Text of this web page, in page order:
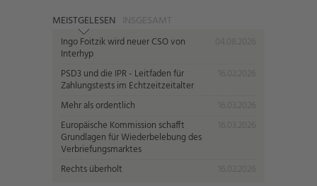
MEISTGELESEN INSGESAMT
Ingo Foitzik wird neuer CSO von
Interhyp
PSD3 und die IPR - Leitfaden für
Zahlungstests im Echtzeitzeitalter
Mehr als ordentlich
Europäische Kommission schafft
Grundlagen für Wiederbelebung des
Verbriefungsmarktes
Rechts überholt